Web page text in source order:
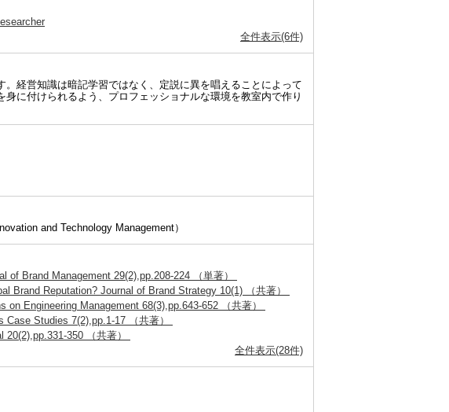
全件表示(6件)
経営知識は暗記学習ではなく、定説に異を唱えることによって
に付けられるよう、プロフェッショナルな環境を教室内で作り
and Technology Management）
of Brand Management 29(2),pp.208-224 （単著）
Brand Reputation? Journal of Brand Strategy 10(1) （共著）
Engineering Management 68(3),pp.643-652 （共著）
Studies 7(2),pp.1-17 （共著）
350 （共著）
全件表示(28件)